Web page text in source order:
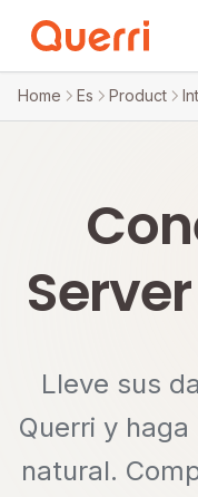
Skip to content
Home Es Product
Lleve sus
Querri y
natural.